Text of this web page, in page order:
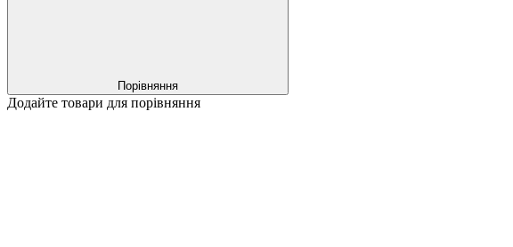
Порівняння
Додайте товари для порівняння